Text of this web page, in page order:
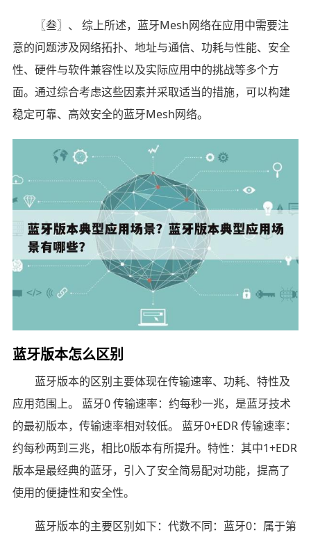
〖叁〗、 综上所述，蓝牙Mesh网络在应用中需要注
意的问题涉及网络拓扑、地址与通信、功耗与性能、安全
性、硬件与软件兼容性以及实际应用中的挑战等多个方
面。通过综合考虑这些因素并采取适当的措施，可以构建
稳定可靠、高效安全的蓝牙Mesh网络。
蓝牙版本怎么区别
蓝牙版本的区别主要体现在传输速率、功耗、特性及
应用范围上。 蓝牙0 传输速率：约每秒一兆，是蓝牙技术
的最初版本，传输速率相对较低。 蓝牙0+EDR 传输速率：
约每秒两到三兆，相比0版本有所提升。特性：其中1+EDR
版本是最经典的蓝牙，引入了安全简易配对功能，提高了
使用的便捷性和安全性。
蓝牙版本的主要区别如下：代数不同：蓝牙0：属于第